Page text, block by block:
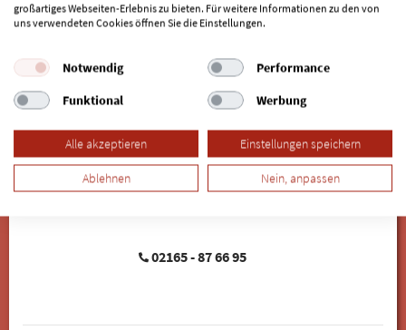
www.kieferpraxis.de
zum Profil
Dr. med. dent. Christian Lux
Zahnarzt
Praxis Dr. Christian Lux
Markt 6
02165 - 87 66 95
großartiges Webseiten-Erlebnis zu bieten. Für weitere Informationen zu den von
uns verwendeten Cookies öffnen Sie die Einstellungen.
Notwendig
Performance
Funktional
Werbung
Alle akzeptieren Einstellungen speichern
Ablehnen Nein, anpassen